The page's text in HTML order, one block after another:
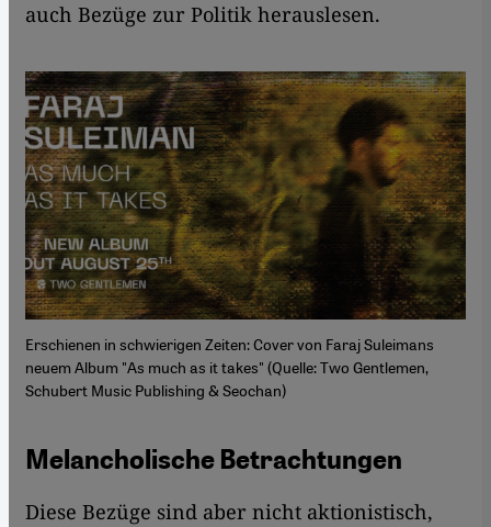
auch Bezüge zur Politik herauslesen.
Erschienen in schwierigen Zeiten: Cover von Faraj Suleimans
neuem Album "As much as it takes" (Quelle: Two Gentlemen,
Schubert Music Publishing & Seochan)
Melancholische Betrachtungen
Diese Bezüge sind aber nicht aktionistisch,